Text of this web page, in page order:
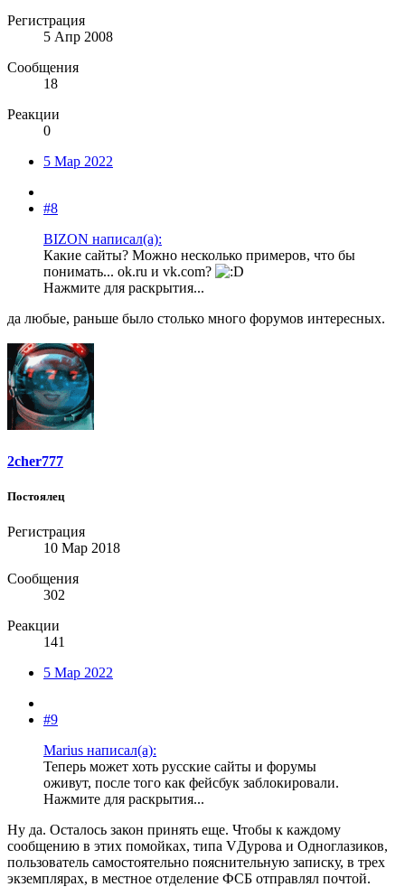
Регистрация
5 Апр 2008
Сообщения
18
Реакции
0
5 Мар 2022
#8
BIZON написал(а):
Какие сайты? Можно несколько примеров, что бы
понимать... ok.ru и vk.com?
Нажмите для раскрытия...
да любые, раньше было столько много форумов интересных.
2cher777
Постоялец
Регистрация
10 Мар 2018
Сообщения
302
Реакции
141
5 Мар 2022
#9
Marius написал(а):
Теперь может хоть русские сайты и форумы
оживут, после того как фейсбук заблокировали.
Нажмите для раскрытия...
Ну да. Осталось закон принять еще. Чтобы к каждому
сообщению в этих помойках, типа VДурова и Одноглазиков,
пользователь самостоятельно пояснительную записку, в трех
экземплярах, в местное отделение ФСБ отправлял почтой.